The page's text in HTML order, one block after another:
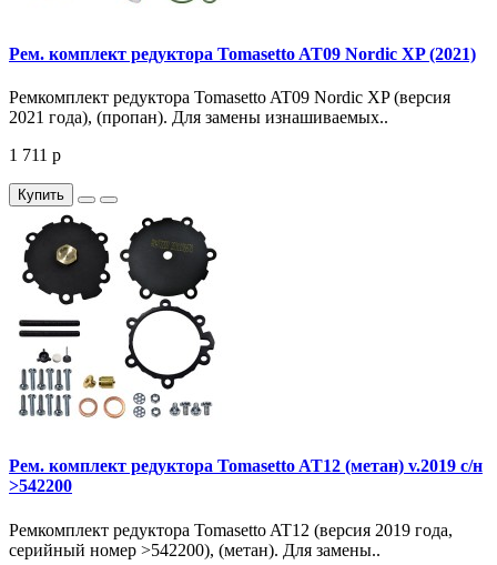
Рем. комплект редуктора Tomasetto AT09 Nordic XP (2021)
Ремкомплект редуктора Tomasetto AT09 Nordic XP (версия
2021 года), (пропан). Для замены изнашиваемых..
1 711 р
Купить
Рем. комплект редуктора Tomasetto AT12 (метан) v.2019 с/н
>542200
Ремкомплект редуктора Tomasetto AT12 (версия 2019 года,
серийный номер >542200), (метан). Для замены..